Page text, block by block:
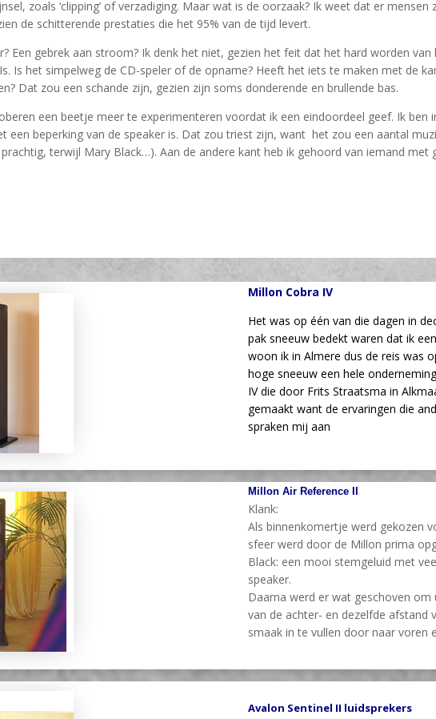
zoals ‘clipping’ of verzadiging. Maar wat is de oorzaak? Ik weet dat er
de schitterende prestaties die het 95% van de tijd levert.
Een gebrek aan stroom? Ik denk het niet, gezien het feit dat het hard worden
Is het simpelweg de CD-speler of de opname? Heeft het iets te maken met de
Dat zou een schande zijn, gezien zijn soms donderende en brullende bas.
een beetje meer te experimenteren voordat ik een eindoordeel geef. Ik ben
een beperking van de speaker is. Dat zou triest zijn, want het zou een aantal
terwijl Mary Black…). Aan de andere kant heb ik gehoord van iemand met
Millon Cobra IV
Het was op één van die dagen in
pak sneeuw bedekt waren dat ik
woon ik in Almere dus de reis was
hoge sneeuw een hele
IV die door Frits Straatsma in
gemaakt want de ervaringen die
spraken mij aan
Millon Air Reference II
Klank:
Als binnenkomertje werd gekozen
sfeer werd door de Millon prima
Black: een mooi stemgeluid met
speaker.
Daarna werd er wat geschoven
van de achter- en dezelfde afstand
smaak in te vullen door naar voren
Avalon Sentinel II luidsprekers